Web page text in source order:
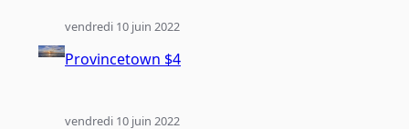
Provincetown $4
vendredi 10 juin 2022
vendredi 10 juin 2022